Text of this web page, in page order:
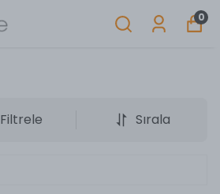
0
Filtrele Sırala